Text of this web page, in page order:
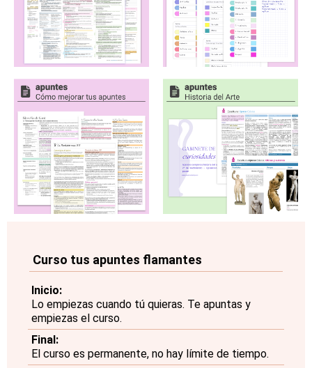
Curso tus apuntes flamantes
Inicio:
Lo empiezas cuando tú quieras. Te apuntas y
empiezas el curso.
Final:
El curso es permanente, no hay límite de tiempo.